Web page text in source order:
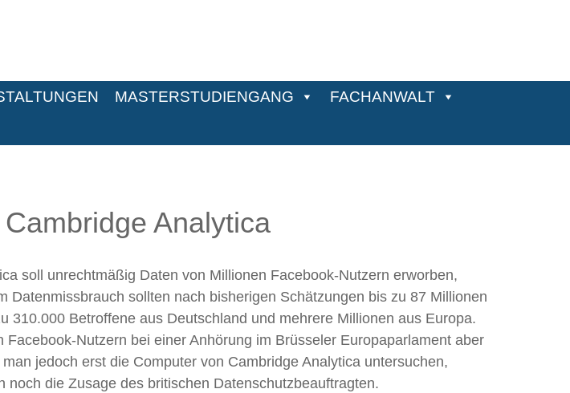
MASTERSTUDIENGANG
FACHANWALT
Analytica
soll unrechtmäßig Daten von Millionen Facebook-Nutzern erworben,
sollten nach bisherigen Schätzungen bis zu 87 Millionen
Betroffene aus Deutschland und mehrere Millionen aus Europa.
Nutzern bei einer Anhörung im Brüsseler Europaparlament aber
jedoch erst die Computer von Cambridge Analytica untersuchen,
die Zusage des britischen Datenschutzbeauftragten.